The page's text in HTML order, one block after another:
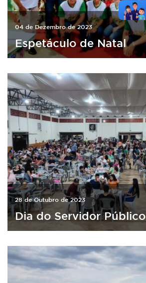
04 de Dezembro de 2023
Espetáculo de Natal
28 de Outubro de 2023
Dia do Servidor Público